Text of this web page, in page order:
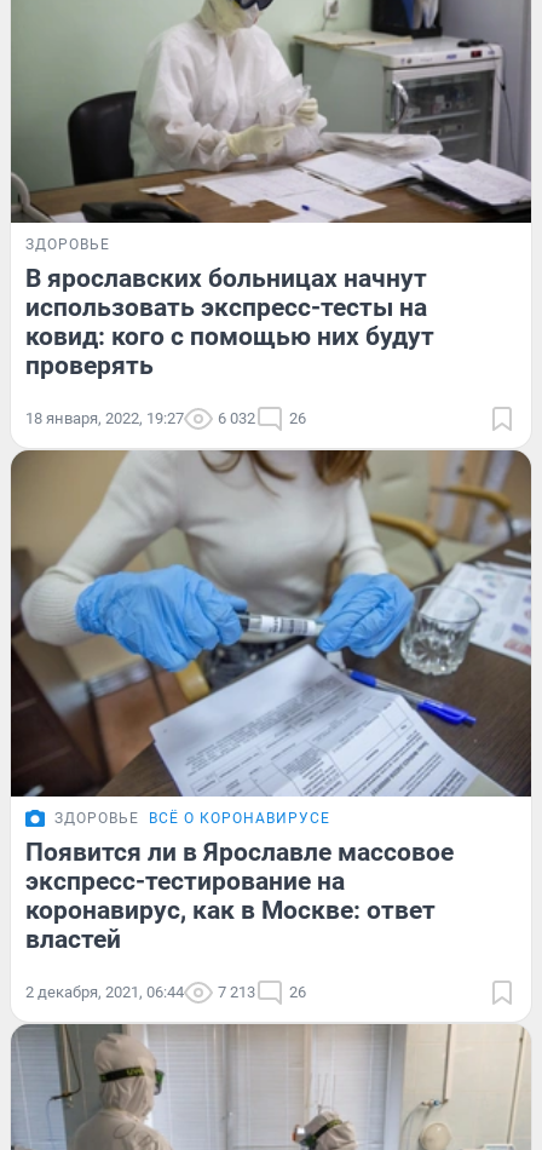
ЗДОРОВЬЕ
В ярославских больницах начнут
использовать экспресс-тесты на
ковид: кого с помощью них будут
проверять
18 января, 2022, 19:27 6 032 26
ЗДОРОВЬЕ ВСЁ О КОРОНАВИРУСЕ
Появится ли в Ярославле массовое
экспресс-тестирование на
коронавирус, как в Москве: ответ
властей
2 декабря, 2021, 06:44 7 213 26